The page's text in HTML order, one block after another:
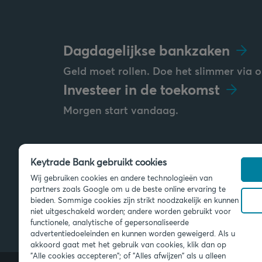
Dagdagelijkse bankzaken
Geld moet rollen. Doe het slimmer via
Investeer in de toekomst
Morgen start vandaag.
Stuur ons een bericht
info@keytradebank.com
Keytrade Bank gebruikt cookies
Wij gebruiken cookies en andere technologieën van
partners zoals Google om u de beste online ervaring te
bieden. Sommige cookies zijn strikt noodzakelijk en kunnen
niet uitgeschakeld worden; andere worden gebruikt voor
functionele, analytische of gepersonaliseerde
advertentiedoeleinden en kunnen worden geweigerd. Als u
akkoord gaat met het gebruik van cookies, klik dan op
"Alle cookies accepteren"; of "Alles afwijzen" als u alleen